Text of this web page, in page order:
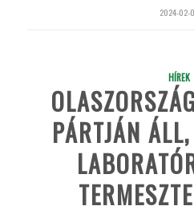
2024-02-
HÍREK
PÁRTJÁN